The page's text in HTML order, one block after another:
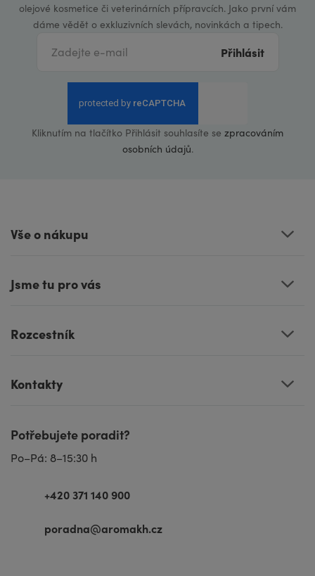
olejové kosmetice či veterinárních přípravcích. Jako první vám
dáme vědět o exkluzivních slevách, novinkách a tipech.
Přihlásit
Kliknutím na tlačítko Přihlásit souhlasíte se zpracováním
osobních údajů.
Vše o nákupu
Jsme tu pro vás
Rozcestník
Kontakty
Potřebujete poradit?
Po–Pá: 8–15:30 h
+420 371 140 900
poradna@aromakh.cz